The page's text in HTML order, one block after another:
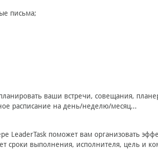
письма;
ваши встречи, совещания,
расписание на день/неделю/месяц...
LeaderTask поможет вам организовать
сроки выполнения, исполнителя, цель и